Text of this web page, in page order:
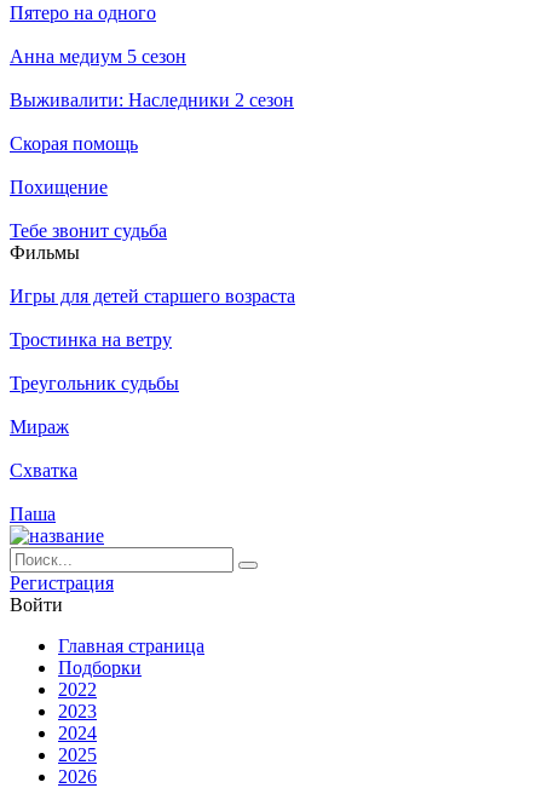
Пятеро на одного
Анна медиум 5 сезон
Выживалити: Наследники 2 сезон
Скорая помощь
Похищение
Тебе звонит судьба
Филь­мы
Игры для детей старшего возраста
Тростинка на ветру
Треугольник судьбы
Мираж
Схватка
Паша
Ре­ги­ст­ра­ция
Вой­ти
Глав­ная стра­ни­ца
Подборки
2022
2023
2024
2025
2026